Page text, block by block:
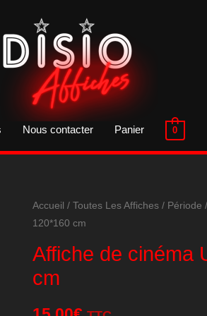
Nous contacter Panier 0
Accueil / Toutes Les Affiches / Période /
120*160 cm
Affiche de cinéma
cm